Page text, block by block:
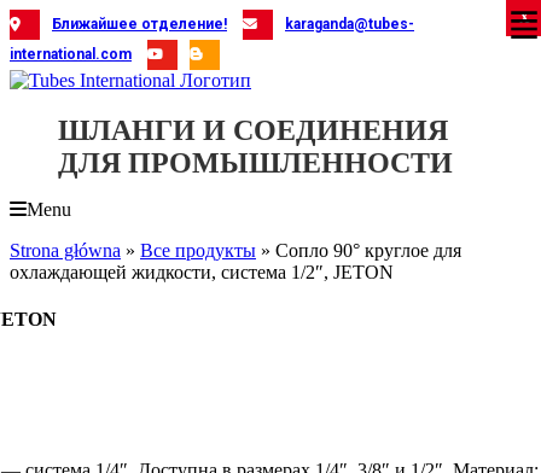
Skip
to
content
Ближайшее отделение!
karaganda@tubes-
international.com
ШЛАНГИ И СОЕДИНЕНИЯ
ДЛЯ ПРОМЫШЛЕННОСТИ
Menu
Strona główna » Все продукты » Сопло 90° круглое для
охлаждающей жидкости, система 1/2″, JETON
X
X
X
X
X
X
X
X
X
X
X
X
X
X
X
X
X
X
X